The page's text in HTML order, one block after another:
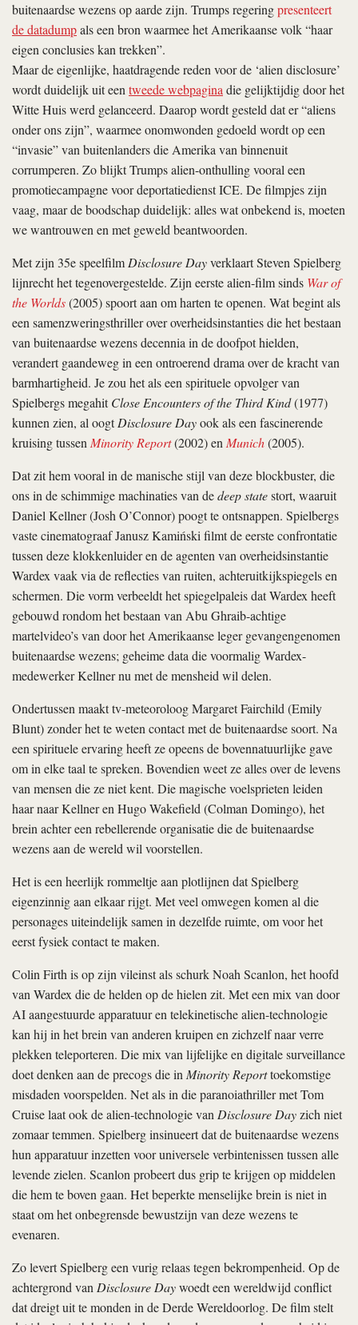
buitenaardse wezens op aarde zijn. Trumps regeringpresenteert
de datadumpals een bron waarmee het Amerikaanse volk “haar
eigen conclusies kan trekken”.
Maar de eigenlijke, haatdragende reden voor de ‘alien disclosure’
wordt duidelijk uit eentweede webpaginadie gelijktijdig door het
Witte Huis werd gelanceerd. Daarop wordt gesteld dat er “aliens
onder ons zijn”, waarmee onomwonden gedoeld wordt op een
“invasie” van buitenlanders die Amerika van binnenuit
corrumperen. Zo blijkt Trumps alien-onthulling vooral een
promotiecampagne voor deportatiedienst ICE. De filmpjes zijn
vaag, maar de boodschap duidelijk: alles wat onbekend is, moeten
we wantrouwen en met geweld beantwoorden.
Met zijn 35e speelfilmDisclosure Dayverklaart Steven Spielberg
lijnrecht het tegenovergestelde. Zijn eerste alien-film sinds War of
the Worlds(2005) spoort aan om harten te openen. Wat begint als
een samenzweringsthriller over overheidsinstanties die het bestaan
van buitenaardse wezens decennia in de doofpot hielden,
verandert gaandeweg in een ontroerend drama over de kracht van
barmhartigheid. Je zou het als een spirituele opvolger van
Spielbergs megahitClose Encounters of the Third Kind(1977)
kunnen zien, al oogtDisclosure Dayook als een fascinerende
kruising tussenMinority Report(2002) enMunich(2005).
Dat zit hem vooral in de manische stijl van deze blockbuster, die
ons in de schimmige machinaties van dedeep statestort, waaruit
Daniel Kellner (Josh O’Connor) poogt te ontsnappen. Spielbergs
vaste cinematograaf Janusz Kamiński filmt de eerste confrontatie
tussen deze klokkenluider en de agenten van overheidsinstantie
Wardex vaak via de reflecties van ruiten, achteruitkijkspiegels en
schermen. Die vorm verbeeldt het spiegelpaleis dat Wardex heeft
gebouwd rondom het bestaan van Abu Ghraib-achtige
martelvideo’s van door het Amerikaanse leger gevangengenomen
buitenaardse wezens; geheime data die voormalig Wardex-
medewerker Kellner nu met de mensheid wil delen.
Ondertussen maakt tv-meteoroloog Margaret Fairchild (Emily
Blunt) zonder het te weten contact met de buitenaardse soort. Na
een spirituele ervaring heeft ze opeens de bovennatuurlijke gave
om in elke taal te spreken. Bovendien weet ze alles over de levens
van mensen die ze niet kent. Die magische voelsprieten leiden
haar naar Kellner en Hugo Wakefield (Colman Domingo), het
brein achter een rebellerende organisatie die de buitenaardse
wezens aan de wereld wil voorstellen.
Het is een heerlijk rommeltje aan plotlijnen dat Spielberg
eigenzinnig aan elkaar rijgt. Met veel omwegen komen al die
personages uiteindelijk samen in dezelfde ruimte, om voor het
eerst fysiek contact te maken.
Colin Firth is op zijn vileinst als schurk Noah Scanlon, het hoofd
van Wardex die de helden op de hielen zit. Met een mix van door
AI aangestuurde apparatuur en telekinetische alien-technologie
kan hij in het brein van anderen kruipen en zichzelf naar verre
plekken teleporteren. Die mix van lijfelijke en digitale surveillance
doet denken aan de precogs die inMinority Reporttoekomstige
misdaden voorspelden. Net als in die paranoiathriller met Tom
Cruise laat ook de alien-technologie vanDisclosure Dayzich niet
zomaar temmen. Spielberg insinueert dat de buitenaardse wezens
hun apparatuur inzetten voor universele verbintenissen tussen alle
levende zielen. Scanlon probeert dus grip te krijgen op middelen
die hem te boven gaan. Het beperkte menselijke brein is niet in
staat om het onbegrensde bewustzijn van deze wezens te
evenaren.
Zo levert Spielberg een vurig relaas tegen bekrompenheid. Op de
achtergrond vanDisclosure Daywoedt een wereldwijd conflict
dat dreigt uit te monden in de Derde Wereldoorlog. De film stelt